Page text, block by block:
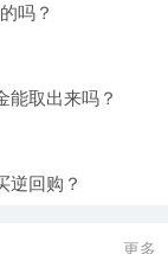
吗？
能取出来吗？
逆回购？
更多